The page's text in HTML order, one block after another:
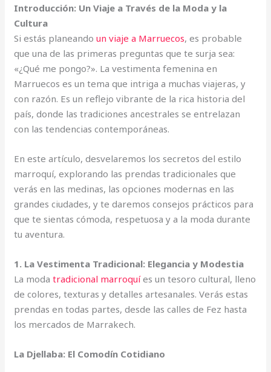
Introducción: Un Viaje a Través de la Moda y la
Cultura
Si estás planeandoun viaje a Marruecos, es probable
que una de las primeras preguntas que te surja sea:
«¿Qué me pongo?». La vestimenta femenina en
Marruecos es un tema que intriga a muchas viajeras, y
con razón. Es un reflejo vibrante de la rica historia del
país, donde las tradiciones ancestrales se entrelazan
con las tendencias contemporáneas.
En este artículo, desvelaremos los secretos del estilo
marroquí, explorando las prendas tradicionales que
verás en las medinas, las opciones modernas en las
grandes ciudades, y te daremos consejos prácticos para
que te sientas cómoda, respetuosa y a la moda durante
tu aventura.
1. La Vestimenta Tradicional: Elegancia y Modestia
La modatradicional marroquíes un tesoro cultural, lleno
de colores, texturas y detalles artesanales. Verás estas
prendas en todas partes, desde las calles de Fez hasta
los mercados de Marrakech.
La Djellaba: El Comodín Cotidiano